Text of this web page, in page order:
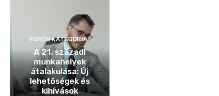
EGYÉB KATEGÓRIA
A 21. századi
munkahelyek
átalakulása: Új
lehetőségek és
kihívások